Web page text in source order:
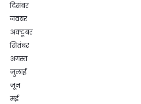
दिसंबर
नवंबर
अक्टूबर
सितंबर
अगस्त
जुलाई
जून
मई